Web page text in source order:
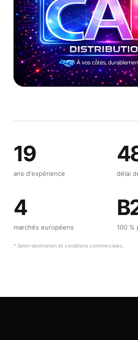
19
ans d'expérience délai
4
marchés européens 100 %
* Selon destination et conditions commerciales.